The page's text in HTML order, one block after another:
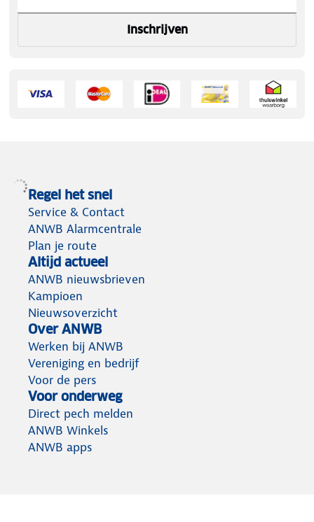
Inschrijven
Regel het snel
Service & Contact
ANWB Alarmcentrale
Plan je route
Altijd actueel
ANWB nieuwsbrieven
Kampioen
Nieuwsoverzicht
Over ANWB
Werken bij ANWB
Vereniging en bedrijf
Voor de pers
Voor onderweg
Direct pech melden
ANWB Winkels
ANWB apps